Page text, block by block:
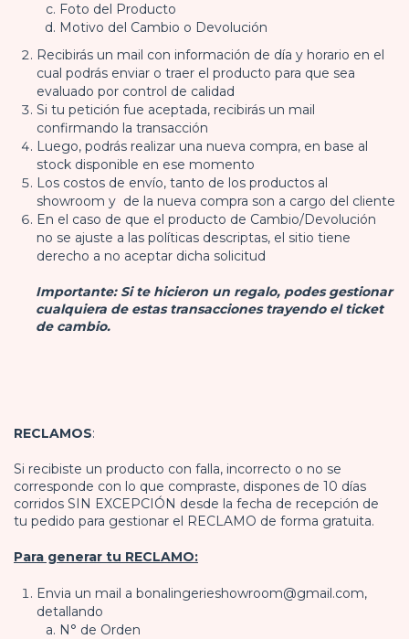
Foto del Producto
Motivo del Cambio o Devolución
Recibirás un mail con información de día y horario en el
cual podrás enviar o traer el producto para que sea
evaluado por control de calidad
Si tu petición fue aceptada, recibirás un mail
confirmando la transacción
Luego, podrás realizar una nueva compra, en base al
stock disponible en ese momento
Los costos de envío, tanto de los productos al
showroom y de la nueva compra son a cargo del cliente
En el caso de que el producto de Cambio/Devolución
no se ajuste a las políticas descriptas, el sitio tiene
derecho a no aceptar dicha solicitud
Importante: Si te hicieron un regalo, podes gestionar
cualquiera de estas transacciones trayendo el ticket
de cambio.
RECLAMOS:
Si recibiste un producto con falla, incorrecto o no se
corresponde con lo que compraste, dispones de 10 días
corridos SIN EXCEPCIÓN desde la fecha de recepción de
tu pedido para gestionar el RECLAMO de forma gratuita.
Para generar tu RECLAMO:
Envia un mail a bonalingerieshowroom@gmail.com,
detallando
N° de Orden